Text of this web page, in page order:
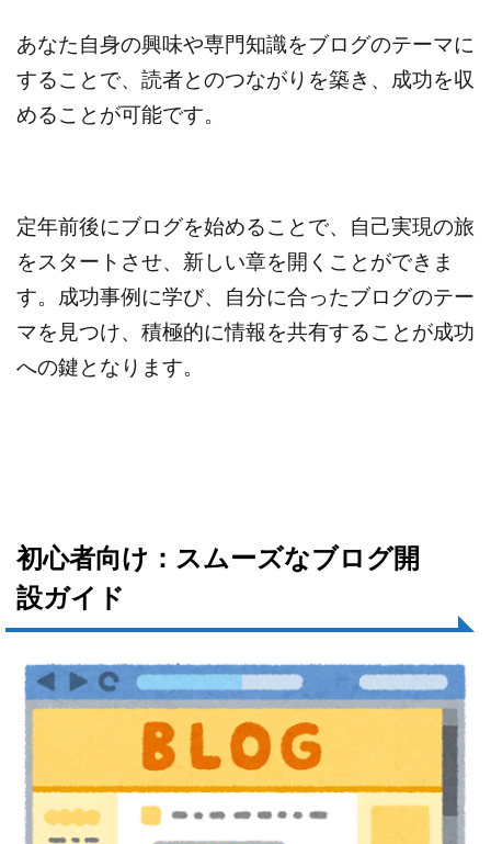
あなた自身の興味や専門知識をブログのテーマに
することで、読者とのつながりを築き、成功を収
めることが可能です。
定年前後にブログを始めることで、自己実現の旅
をスタートさせ、新しい章を開くことができま
す。成功事例に学び、自分に合ったブログのテー
マを見つけ、積極的に情報を共有することが成功
への鍵となります。
初心者向け：スムーズなブログ開
設ガイド